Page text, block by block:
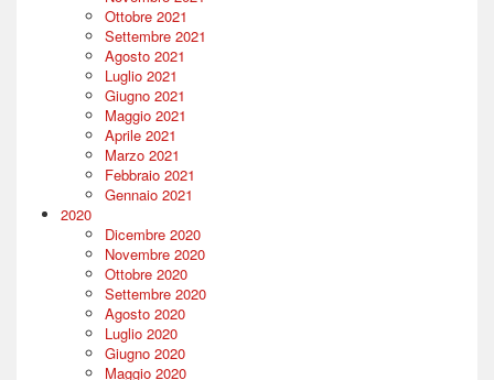
Ottobre 2021
Settembre 2021
Agosto 2021
Luglio 2021
Giugno 2021
Maggio 2021
Aprile 2021
Marzo 2021
Febbraio 2021
Gennaio 2021
2020
Dicembre 2020
Novembre 2020
Ottobre 2020
Settembre 2020
Agosto 2020
Luglio 2020
Giugno 2020
Maggio 2020